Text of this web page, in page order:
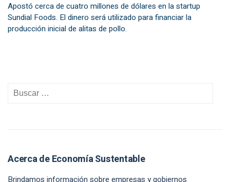
Apostó cerca de cuatro millones de dólares en la startup
Sundial Foods. El dinero será utilizado para financiar la
producción inicial de alitas de pollo.
Acerca de Economía Sustentable
Brindamos información sobre empresas y gobiernos